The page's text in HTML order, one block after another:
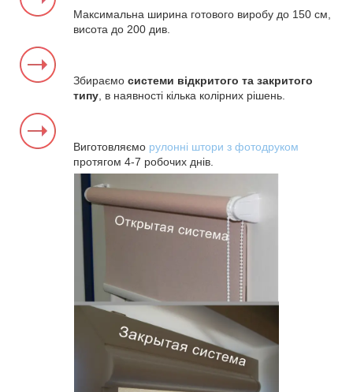
Максимальна ширина готового виробу до 150 см,
висота до 200 див.
Збираємо системи відкритого та закритого
типу, в наявності кілька колірних рішень.
Виготовляємо рулонні штори з фотодруком
протягом 4-7 робочих днів.